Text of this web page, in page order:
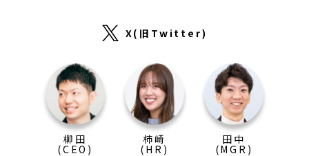
X(旧Twitter)
柳田
(CEO)
柿崎
(HR)
田中
(MGR)